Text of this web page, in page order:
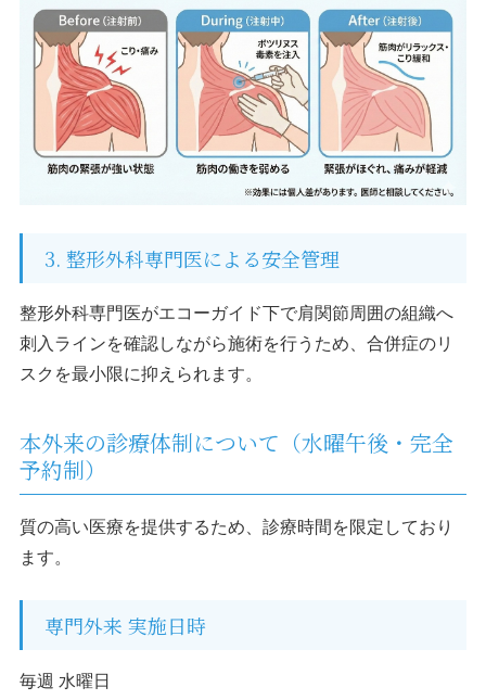
3. 整形外科専門医による安全管理
整形外科専門医がエコーガイド下で肩関節周囲の組織へ
刺入ラインを確認しながら施術を行うため、合併症のリ
スクを最小限に抑えられます。
本外来の診療体制について（水曜午後・完全
予約制）
質の高い医療を提供するため、診療時間を限定しており
ます。
専門外来 実施日時
毎週 水曜日